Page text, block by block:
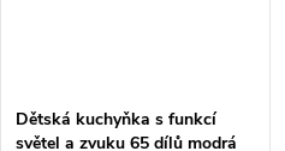
Dětská kuchyňka s funkcí
světel a zvuku 65 dílů modrá